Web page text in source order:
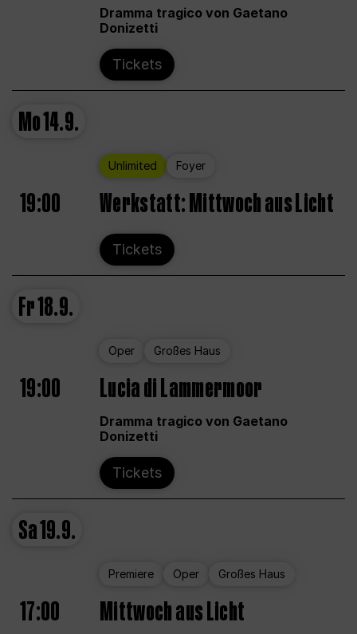
Dramma tragico von Gaetano
Donizetti
Tickets
Mo14.9.
Unlimited Foyer
19:00 Werkstatt: Mittwoch aus Licht
Tickets
Fr18.9.
Oper Großes Haus
19:00 Lucia di Lammermoor
Dramma tragico von Gaetano
Donizetti
Tickets
Sa19.9.
Premiere Oper Großes Haus
17:00 Mittwoch aus Licht